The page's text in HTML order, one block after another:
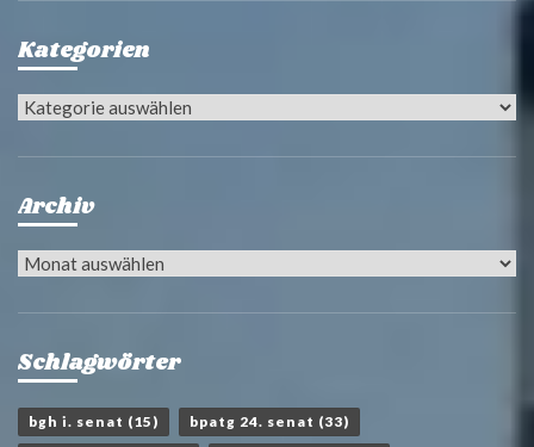
Kategorien
Kategorien
Archiv
Archiv
Schlagwörter
bgh i. senat (15) bpatg 24. senat (33)